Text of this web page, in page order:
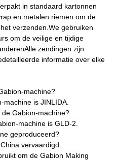
in standaard kartonnen
en metalen riemen om de
verzenden.We gebruiken
om de veilige en tijdige
zendingen zijn
informatie over elke
machine?
is JINLIDA.
Gabion-machine?
machine is GLD-2.
geproduceerd?
vervaardigd.
om de Gabion Making